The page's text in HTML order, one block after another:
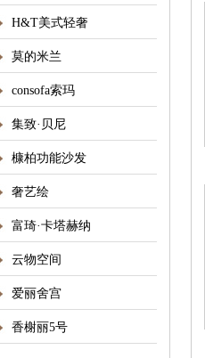
H&T美式轻奢
莫的米兰
consofa索玛
集致·贝尼
槺柏功能沙发
奢艺绘
富琦·卡塔赫纳
云物空间
爱丽舍宫
香榭丽5号